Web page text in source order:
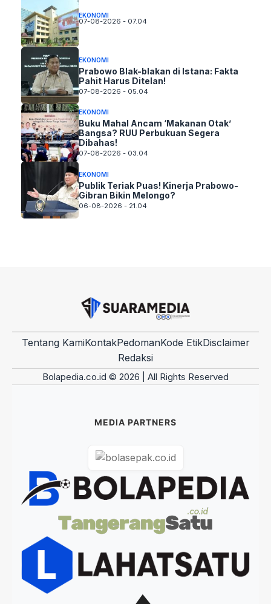
EKONOMI
07-08-2026 - 07.04
EKONOMI
Prabowo Blak-blakan di Istana: Fakta
Pahit Harus Ditelan!
07-08-2026 - 05.04
EKONOMI
Buku Mahal Ancam ‘Makanan Otak’
Bangsa? RUU Perbukuan Segera
Dibahas!
07-08-2026 - 03.04
EKONOMI
Publik Teriak Puas! Kinerja Prabowo-
Gibran Bikin Melongo?
06-08-2026 - 21.04
Tentang KamiKontakPedomanKode EtikDisclaimer
Redaksi
Bolapedia.co.id © 2026 | All Rights Reserved
MEDIA PARTNERS